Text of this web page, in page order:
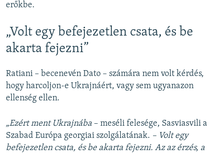
erőkbe.
„Volt egy befejezetlen csata, és be
akarta fejezni”
Ratiani – becenevén Dato – számára nem volt kérdés,
hogy harcoljon-e Ukrajnáért, vagy sem ugyanazon
ellenség ellen.
„Ezért ment Ukrajnába – meséli felesége, Sasviasvili a
Szabad Európa georgiai szolgálatának. – Volt egy
befejezetlen csata, és be akarta fejezni. Az az érzés, a